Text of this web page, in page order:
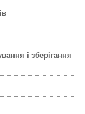
і зберігання